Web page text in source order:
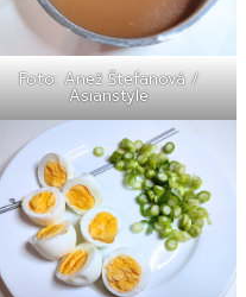
Foto: Anež Štefanová /
Asianstyle